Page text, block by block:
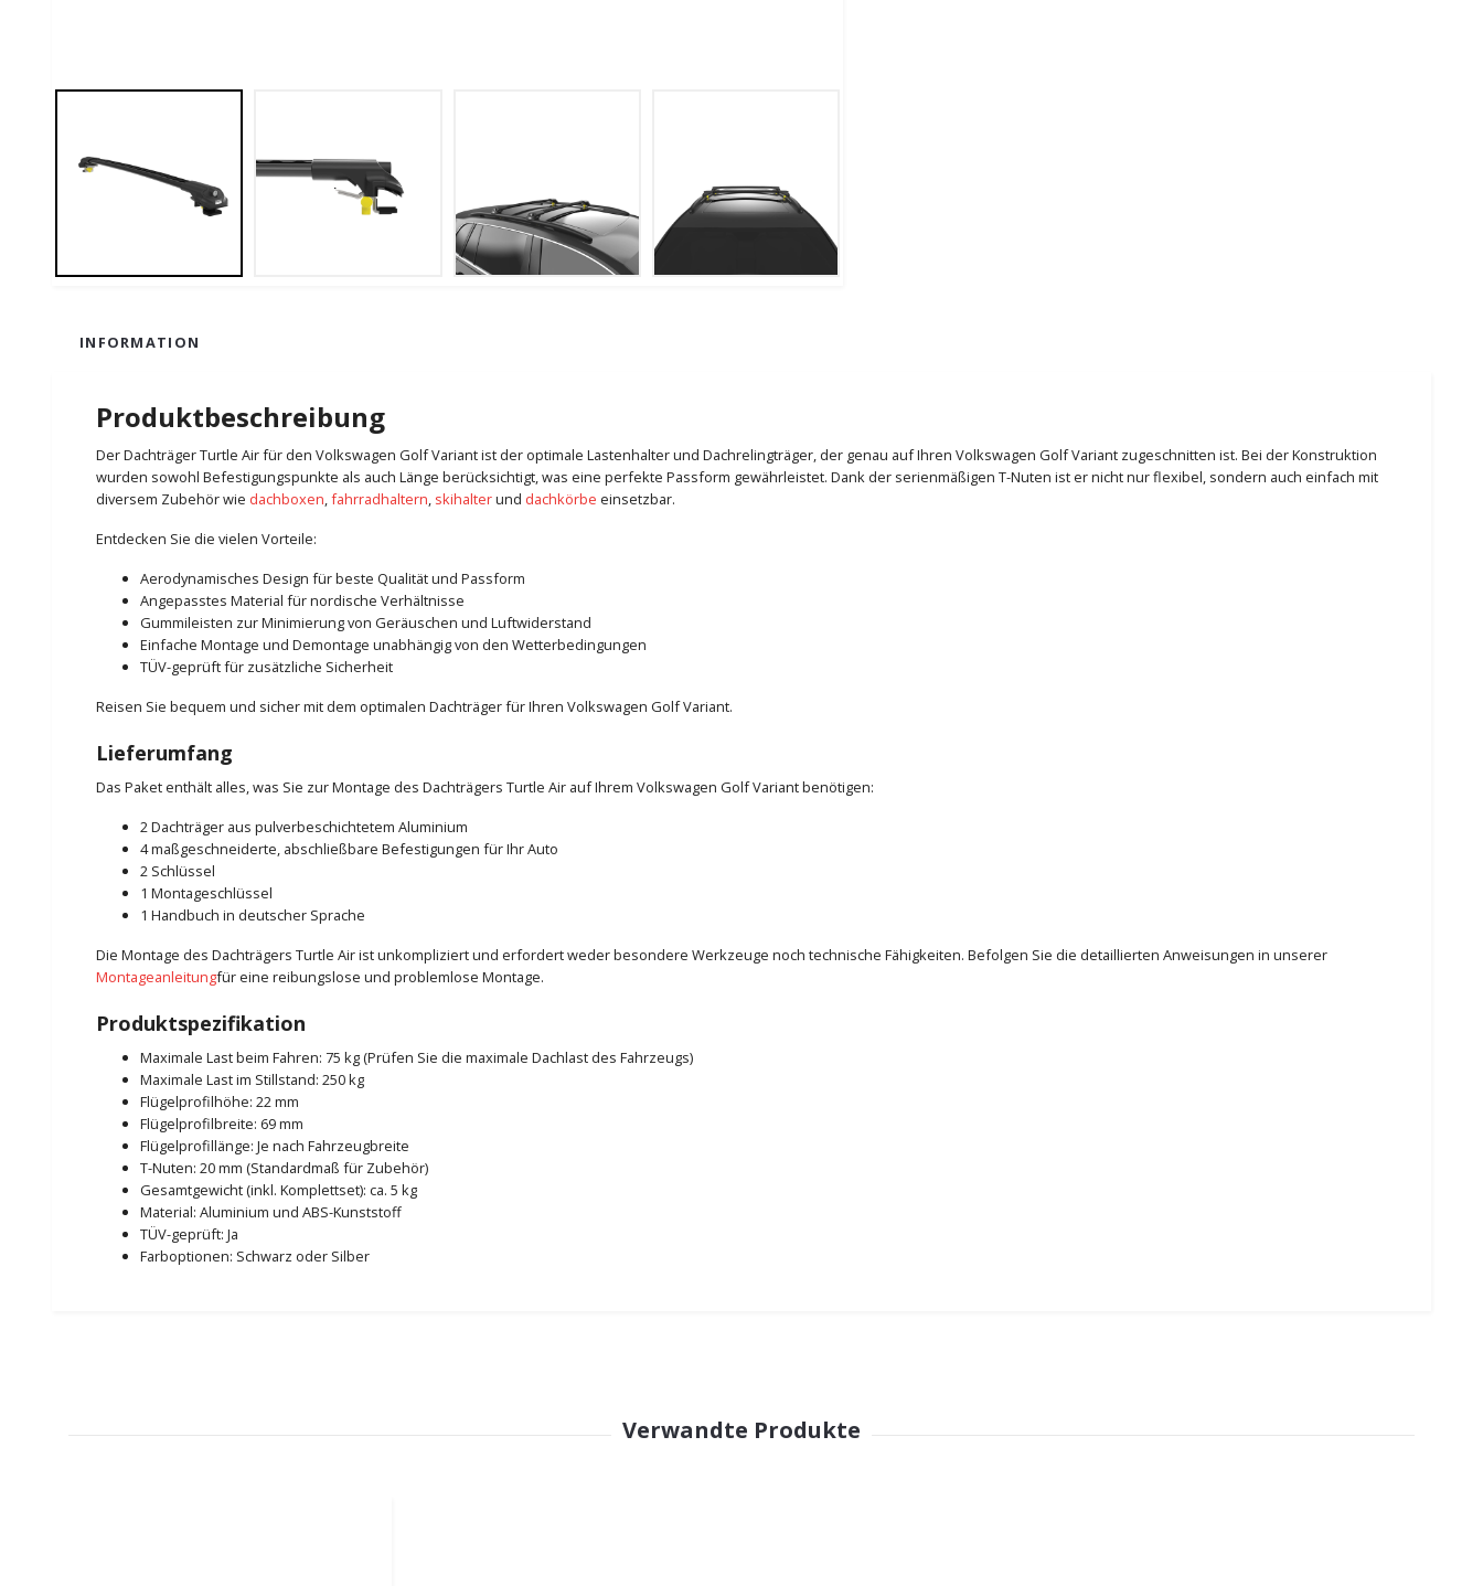
INFORMATION
Produktbeschreibung
Der Dachträger Turtle Air für den Volkswagen Golf Variant ist der optimale Lastenhalter und Dachrelingträger, der genau auf Ihren Volkswagen Golf Variant zugeschnitten ist. Bei der Konstruktion
wurden sowohl Befestigungspunkte als auch Länge berücksichtigt, was eine perfekte Passform gewährleistet. Dank der serienmäßigen T-Nuten ist er nicht nur flexibel, sondern auch einfach mit
diversem Zubehör wie dachboxen,fahrradhaltern, skihalterund dachkörbe einsetzbar.
Entdecken Sie die vielen Vorteile:
Aerodynamisches Design für beste Qualität und Passform
Angepasstes Material für nordische Verhältnisse
Gummileisten zur Minimierung von Geräuschen und Luftwiderstand
Einfache Montage und Demontage unabhängig von den Wetterbedingungen
TÜV-geprüft für zusätzliche Sicherheit
Reisen Sie bequem und sicher mit dem optimalen Dachträger für Ihren Volkswagen Golf Variant.
Lieferumfang
Das Paket enthält alles, was Sie zur Montage des Dachträgers Turtle Air auf Ihrem Volkswagen Golf Variant benötigen:
2 Dachträger aus pulverbeschichtetem Aluminium
4 maßgeschneiderte, abschließbare Befestigungen für Ihr Auto
2 Schlüssel
1 Montageschlüssel
1 Handbuch in deutscher Sprache
Die Montage des Dachträgers Turtle Air ist unkompliziert und erfordert weder besondere Werkzeuge noch technische Fähigkeiten. Befolgen Sie die detaillierten Anweisungen in unserer
Montageanleitungfür eine reibungslose und problemlose Montage.
Produktspezifikation
Maximale Last beim Fahren: 75 kg (Prüfen Sie die maximale Dachlast des Fahrzeugs)
Maximale Last im Stillstand: 250 kg
Flügelprofilhöhe: 22 mm
Flügelprofilbreite: 69 mm
Flügelprofillänge: Je nach Fahrzeugbreite
T-Nuten: 20 mm (Standardmaß für Zubehör)
Gesamtgewicht (inkl. Komplettset): ca. 5 kg
Material: Aluminium und ABS-Kunststoff
TÜV-geprüft: Ja
Farboptionen: Schwarz oder Silber